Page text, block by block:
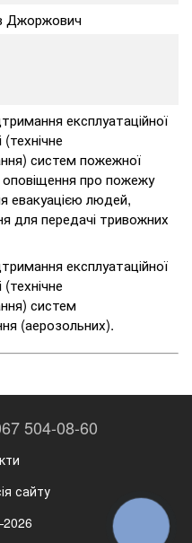
Джоржович
експлуатаційної
систем пожежної
оповіщення про пожежу
евакуацією людей,
для передачі тривожних
експлуатаційної
систем
(аерозольних).
504-08-60
сайту